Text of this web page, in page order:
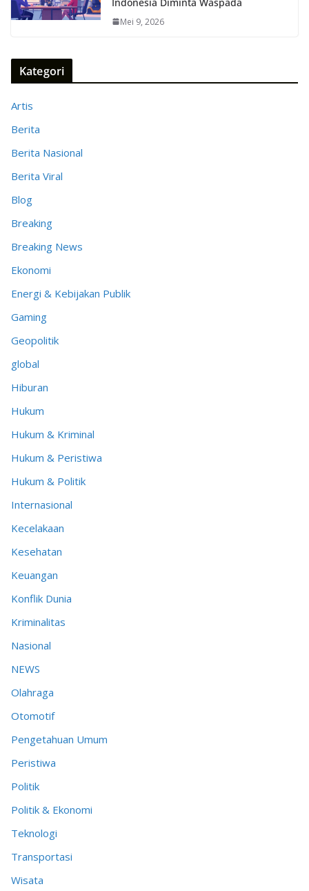
Mei 9, 2026
Kategori
Artis
Berita
Berita Nasional
Berita Viral
Blog
Breaking
Breaking News
Ekonomi
Energi & Kebijakan Publik
Gaming
Geopolitik
global
Hiburan
Hukum
Hukum & Kriminal
Hukum & Peristiwa
Hukum & Politik
Internasional
Kecelakaan
Kesehatan
Keuangan
Konflik Dunia
Kriminalitas
Nasional
NEWS
Olahraga
Otomotif
Pengetahuan Umum
Peristiwa
Politik
Politik & Ekonomi
Teknologi
Transportasi
Wisata